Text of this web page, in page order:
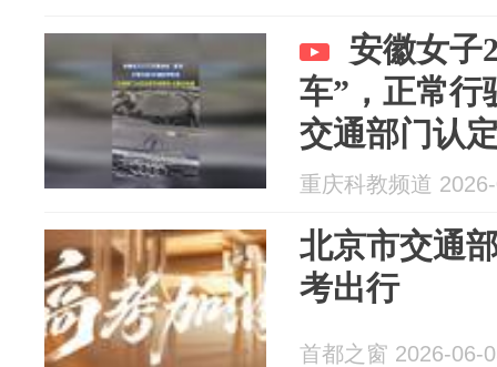
安徽女子
车”，正常行
交通部门认
证伪造
重庆科教频道
北京市交通
考出行
首都之窗 2026-06-